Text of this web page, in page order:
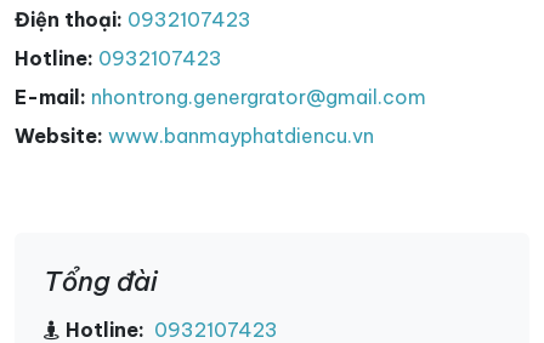
Điện thoại: 0932107423
Hotline: 0932107423
E-mail: nhontrong.genergrator@gmail.com
Website: www.banmayphatdiencu.vn
Tổng đài
Hotline: 0932107423